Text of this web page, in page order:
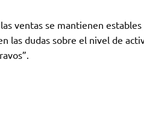
ventas se mantienen
las dudas sobre el nivel de